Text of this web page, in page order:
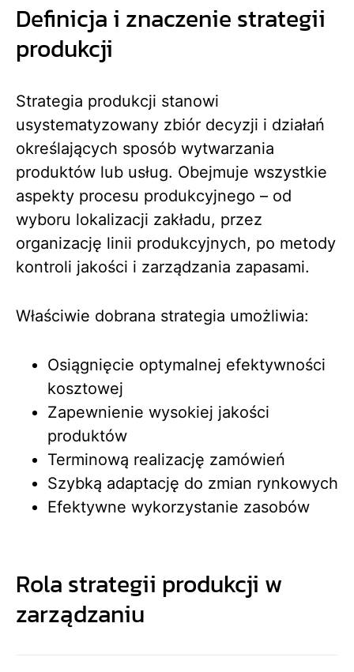
Definicja i znaczenie strategii
produkcji
Strategia produkcji stanowi
usystematyzowany zbiór decyzji i działań
określających sposób wytwarzania
produktów lub usług. Obejmuje wszystkie
aspekty procesu produkcyjnego – od
wyboru lokalizacji zakładu, przez
organizację linii produkcyjnych, po metody
kontroli jakości i zarządzania zapasami.
Właściwie dobrana strategia umożliwia:
Osiągnięcie optymalnej efektywności
kosztowej
Zapewnienie wysokiej jakości
produktów
Terminową realizację zamówień
Szybką adaptację do zmian rynkowych
Efektywne wykorzystanie zasobów
Rola strategii produkcji w
zarządzaniu